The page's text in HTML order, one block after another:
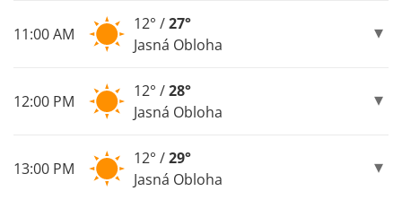
11:00 AM
12° /27°
Jasná Obloha
12:00 PM
12° /28°
Jasná Obloha
13:00 PM
12° /29°
Jasná Obloha